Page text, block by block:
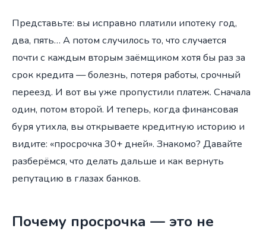
Представьте: вы исправно платили ипотеку год,
два, пять… А потом случилось то, что случается
почти с каждым вторым заёмщиком хотя бы раз за
срок кредита — болезнь, потеря работы, срочный
переезд. И вот вы уже пропустили платеж. Сначала
один, потом второй. И теперь, когда финансовая
буря утихла, вы открываете кредитную историю и
видите: «просрочка 30+ дней». Знакомо? Давайте
разберёмся, что делать дальше и как вернуть
репутацию в глазах банков.
Почему просрочка — это не